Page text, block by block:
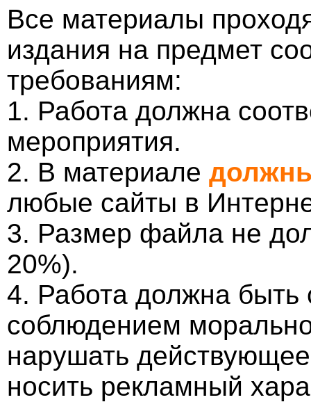
Все материалы
издания на предмет
требованиям:
1. Работа должна
мероприятия.
2. В материале
любые сайты в
3. Размер файла не
20%).
4. Работа должна
соблюдением
нарушать
носить рекламный